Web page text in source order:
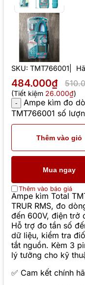
SKU: TMT766001
484.000₫
(Tiết kiệm 26.000₫)
Ampe kìm đo
TMT766001 số
Thêm vào giỏ
Mua ngay
Thêm vào báo giá
Ampe kìm Total
TRUR RMS, đo
đến 600V, điện trở
Hỗ trợ đo tần số
dữ liệu, kiểm tra
tắt nguồn. Kèm 3
lý tưởng cho kỹ
✅ Cam kết chính